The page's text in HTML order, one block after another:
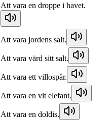
Att vara en droppe i havet.
Att vara jordens salt.
Att vara värd sitt salt.
Att vara ett villospår.
Att vara en vit elefant.
Att vara en doldis.